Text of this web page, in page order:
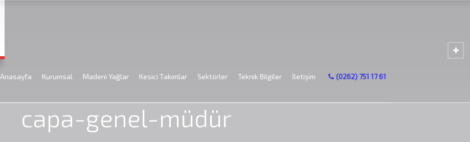
Anasayfa Kurumsal Madeni Yağlar Kesici Takımlar Sektörler Teknik Bilgiler İletişim (0262) 751 17 61
capa-genel-müdür